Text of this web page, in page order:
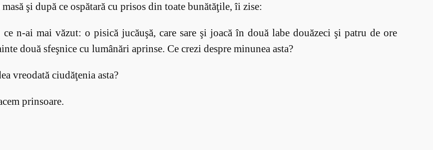
şi după ce ospătară cu prisos din toate bunătăţile, îi zise:
n-ai mai văzut: o pisică jucăuşă, care sare şi joacă în două labe douăzeci şi patru de ore
două sfeşnice cu lumânări aprinse. Ce crezi despre minunea asta?
vreodată ciudăţenia asta?
prinsoare.